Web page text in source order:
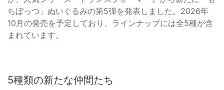
ちぼっつ」ぬいぐるみの第5弾を発表しました。2026年
10月の発売を予定しており、ラインナップには全5種が含
まれています。
5種類の新たな仲間たち